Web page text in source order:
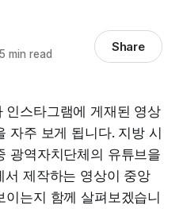
min read Share
인스타그램에 게재된 영상
자주 보게 됩니다. 지방 시
광역자치단체의 유튜브을
서 제작하는 영상이 중앙
는지 함께 살펴보겠습니